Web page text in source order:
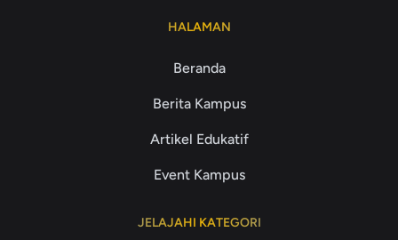
HALAMAN
Beranda
Berita Kampus
Artikel Edukatif
Event Kampus
JELAJAHI KATEGORI